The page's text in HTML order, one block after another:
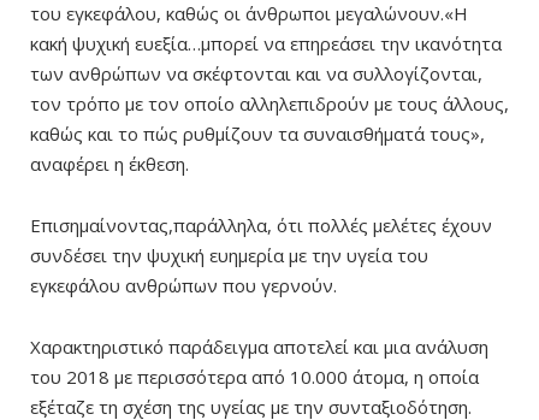
του εγκεφάλου, καθώς οι άνθρωποι μεγαλώνουν.«Η
κακή ψυχική ευεξία…μπορεί να επηρεάσει την ικανότητα
των ανθρώπων να σκέφτονται και να συλλογίζονται,
τον τρόπο με τον οποίο αλληλεπιδρούν με τους άλλους,
καθώς και το πώς ρυθμίζουν τα συναισθήματά τους»,
αναφέρει η έκθεση.
Επισημαίνοντας,παράλληλα, ότι πολλές μελέτες έχουν
συνδέσει την ψυχική ευημερία με την υγεία του
εγκεφάλου ανθρώπων που γερνούν.
Χαρακτηριστικό παράδειγμα αποτελεί και μια ανάλυση
του 2018 με περισσότερα από 10.000 άτομα, η οποία
εξέταζε τη σχέση της υγείας με την συνταξιοδότηση.